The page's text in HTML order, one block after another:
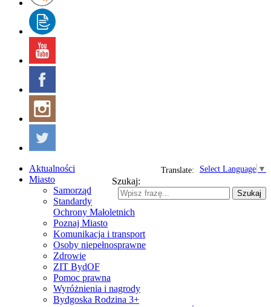
Select Language ▼
Translate:
Szukaj:
Szukaj
Aktualności
Miasto
Samorząd
Standardy
Ochrony Małoletnich
Poznaj Miasto
Komunikacja i transport
Osoby niepełnosprawne
Zdrowie
ZIT BydOF
Pomoc prawna
Wyróżnienia i nagrody
Bydgoska Rodzina 3+